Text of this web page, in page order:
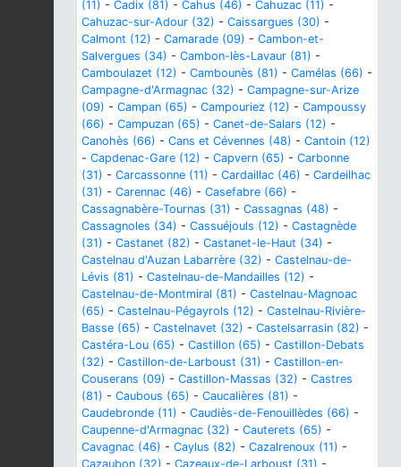
(11) - Cadix (81) - Cahus (46) - Cahuzac (11) -
Cahuzac-sur-Adour (32) - Caissargues (30) -
Calmont (12) - Camarade (09) - Cambon-et-
Salvergues (34) - Cambon-lès-Lavaur (81) -
Camboulazet (12) - Cambounès (81) - Camélas (66) -
Campagne-d'Armagnac (32) - Campagne-sur-Arize
(09) - Campan (65) - Campouriez (12) - Campoussy
(66) - Campuzan (65) - Canet-de-Salars (12) -
Canohès (66) - Cans et Cévennes (48) - Cantoin (12)
- Capdenac-Gare (12) - Capvern (65) - Carbonne
(31) - Carcassonne (11) - Cardaillac (46) - Cardeilhac
(31) - Carennac (46) - Casefabre (66) -
Cassagnabère-Tournas (31) - Cassagnas (48) -
Cassagnoles (34) - Cassuéjouls (12) - Castagnède
(31) - Castanet (82) - Castanet-le-Haut (34) -
Castelnau d'Auzan Labarrère (32) - Castelnau-de-
Lévis (81) - Castelnau-de-Mandailles (12) -
Castelnau-de-Montmiral (81) - Castelnau-Magnoac
(65) - Castelnau-Pégayrols (12) - Castelnau-Rivière-
Basse (65) - Castelnavet (32) - Castelsarrasin (82) -
Castéra-Lou (65) - Castillon (65) - Castillon-Debats
(32) - Castillon-de-Larboust (31) - Castillon-en-
Couserans (09) - Castillon-Massas (32) - Castres
(81) - Caubous (65) - Caucalières (81) -
Caudebronde (11) - Caudiès-de-Fenouillèdes (66) -
Caupenne-d'Armagnac (32) - Cauterets (65) -
Cavagnac (46) - Caylus (82) - Cazalrenoux (11) -
Cazaubon (32) - Cazeaux-de-Larboust (31) -